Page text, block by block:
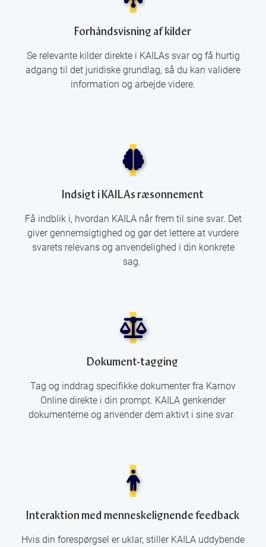
Forhåndsvisning af kilder
Se relevante kilder direkte i KAILAs svar og få hurtig
adgang til det juridiske grundlag, så du kan validere
information og arbejde videre.
Indsigt i KAILAs ræsonnement
Få indblik i, hvordan KAILA når frem til sine svar. Det
giver gennemsigtighed og gør det lettere at vurdere
svarets relevans og anvendelighed i din konkrete
sag.
Dokument-tagging
Tag og inddrag specifikke dokumenter fra Karnov
Online direkte i din prompt. KAILA genkender
dokumenterne og anvender dem aktivt i sine svar.
Interaktion med menneskelignende feedback
Hvis din forespørgsel er uklar, stiller KAILA uddybende